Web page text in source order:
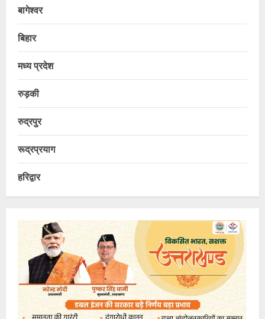
बागेश्वर
बिहार
मध्य प्रदेश
रुड़की
रुद्रपुर
रूद्रप्रयाग
हरिद्वार